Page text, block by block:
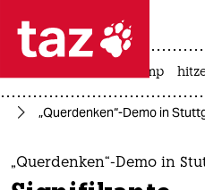
 taz
taz zahl ich
themen
usa unter trump
„Querdenken“-Demo in
„Querdenken“-Demo in